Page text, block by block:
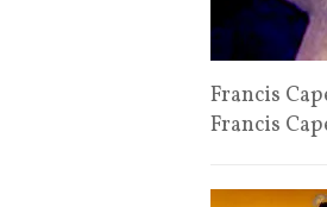
Francis
Francis